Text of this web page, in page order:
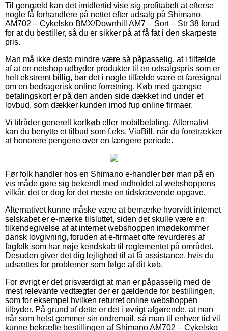
Til gengæld kan det imidlertid vise sig profitabelt at efterse
nogle få forhandlere på nettet efter udsalg på Shimano
AM702 – Cykelsko BMX/Downhill AM7 – Sort – Str 38 forud
for at du bestiller, så du er sikker på at få fat i den skarpeste
pris.
Man må ikke desto mindre være så påpasselig, at i tilfælde
af at en netshop udbyder produkter til en udsalgspris som er
helt ekstremt billig, bør det i nogle tilfælde være et faresignal
om en bedragerisk online forretning. Køb med gængse
betalingskort er på den anden side dækket ind under et
lovbud, som dækker kunden imod fup online firmaer.
Vi tilråder generelt kortkøb eller mobilbetaling. Alternativt
kan du benytte et tilbud som f.eks. ViaBill, når du foretrækker
at honorere pengene over en længere periode.
Før folk handler hos en Shimano e-handler bør man på en
vis måde gøre sig bekendt med indholdet af webshoppens
vilkår, det er dog for det meste en tidskrævende opgave.
Alternativet kunne måske være at bemærke hvorvidt internet
selskabet er e-mærke tilsluttet, siden det skulle være en
tilkendegivelse af at internet webshoppen imødekommer
dansk lovgivning, foruden at e-firmaet ofte revurderes af
fagfolk som har nøje kendskab til reglementet på området.
Desuden giver det dig lejlighed til at få assistance, hvis du
udsættes for problemer som følge af dit køb.
For øvrigt er det prisværdigt at man er påpasselig med de
mest relevante vedtægter der er gældende for bestillingen,
som for eksempel hvilken returret online webshoppen
tilbyder. På grund af dette er det i øvrigt afgørende, at man
når som helst gemmer sin ordremail, så man til enhver tid vil
kunne bekræfte bestillingen af Shimano AM702 – Cykelsko